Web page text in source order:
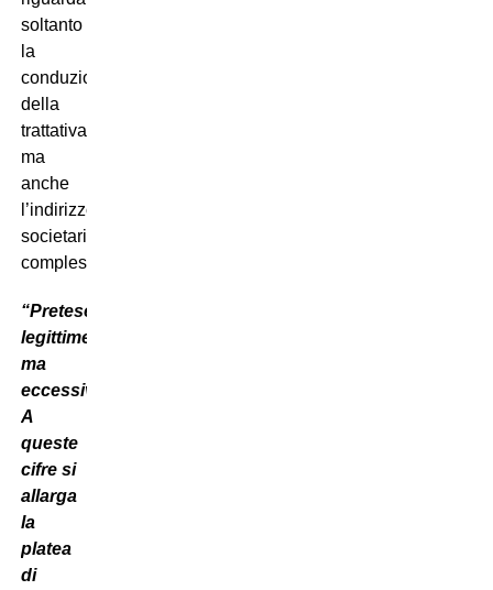
soltanto
la
conduzione
della
trattativa,
ma
anche
l’indirizzo
societario
complessivo.
“Pretese
legittime
ma
eccessive.
A
queste
cifre si
allarga
la
platea
di